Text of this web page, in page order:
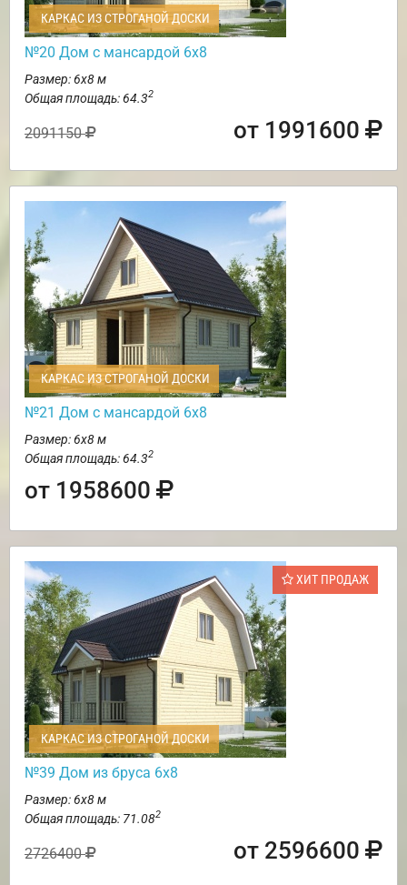
КАРКАС ИЗ СТРОГАНОЙ ДОСКИ
№20 Дом с мансардой 6х8
Размер: 6х8 м
Общая площадь: 64.32
2091150 от 1991600
КАРКАС ИЗ СТРОГАНОЙ ДОСКИ
№21 Дом с мансардой 6х8
Размер: 6х8 м
Общая площадь: 64.32
от 1958600
ХИТ ПРОДАЖ
КАРКАС ИЗ СТРОГАНОЙ ДОСКИ
№39 Дом из бруса 6х8
Размер: 6х8 м
Общая площадь: 71.082
2726400 от 2596600